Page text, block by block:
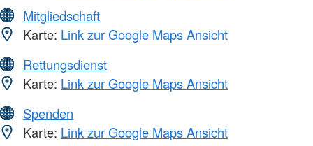
Mitgliedschaft
Karte: Link zur Google Maps Ansicht
Rettungsdienst
Karte: Link zur Google Maps Ansicht
Spenden
Karte: Link zur Google Maps Ansicht